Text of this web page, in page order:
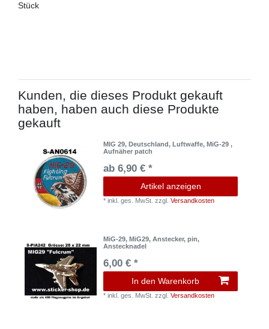
Stück
Kunden, die dieses Produkt gekauft
haben, haben auch diese Produkte
gekauft
MIG 29, Deutschland, Luftwaffe, MiG-29 ,
Aufnäher patch
ab 6,90 € *
Artikel anzeigen
*inkl. ges. MwSt. zzgl.Versandkosten
MiG-29, MiG29, Anstecker, pin,
Anstecknadel
6,00 € *
In den Warenkorb
*inkl. ges. MwSt. zzgl.Versandkosten